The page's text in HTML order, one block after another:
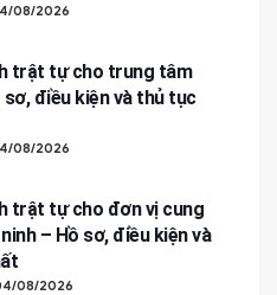
08/2026
trật tự cho trung tâm
điều kiện và thủ tục
08/2026
trật tự cho đơn vị cung
– Hồ sơ, điều kiện và
08/2026